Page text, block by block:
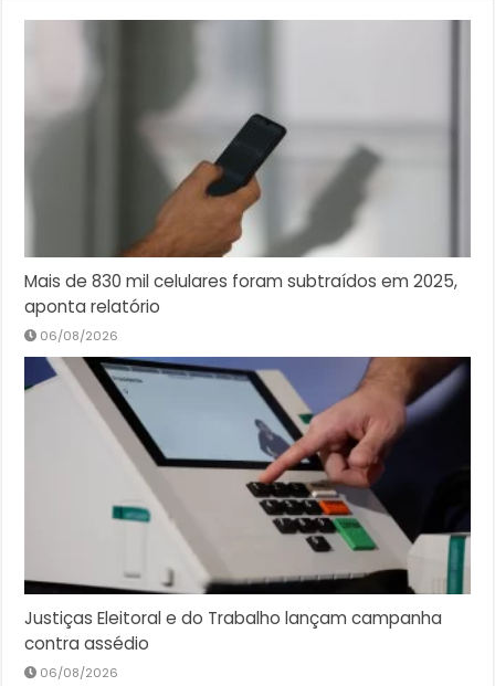
Mais de 830 mil celulares foram subtraídos em 2025,
aponta relatório
06/08/2026
Justiças Eleitoral e do Trabalho lançam campanha
contra assédio
06/08/2026